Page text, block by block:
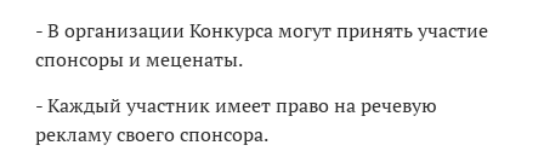
- В организации Конкурса могут принять участие
спонсоры и меценаты.
- Каждый участник имеет право на речевую
рекламу своего спонсора.